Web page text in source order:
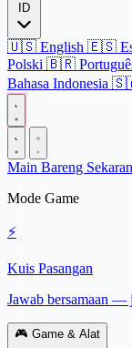
ID
🇺🇸 English 🇪🇸
Polski 🇧🇷
Bahasa Indonesia
Main Bareng
Mode Game
⚡
Kuis Pasangan
Jawab bersamaan —
🎮 Game & Alat